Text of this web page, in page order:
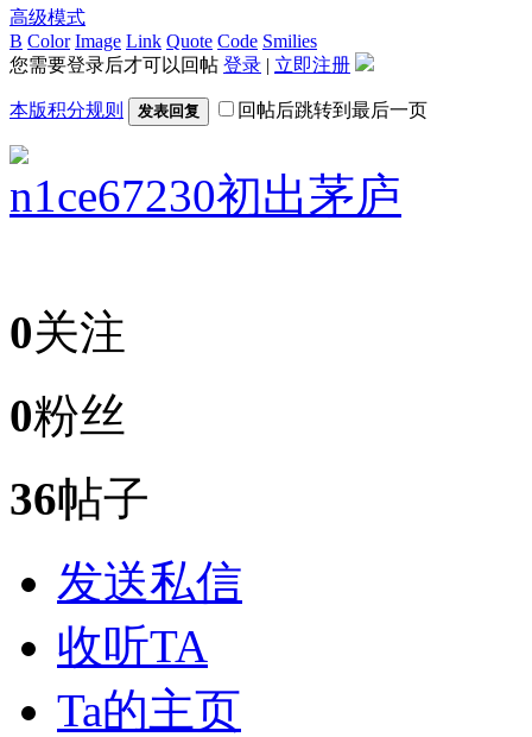
高级模式
B Color Image Link Quote Code Smilies
您需要登录后才可以回帖 登录 | 立即注册
本版积分规则 发表回复 回帖后跳转到最后一页
n1ce67230初出茅庐
0关注
0粉丝
36帖子
发送私信
收听TA
Ta的主页